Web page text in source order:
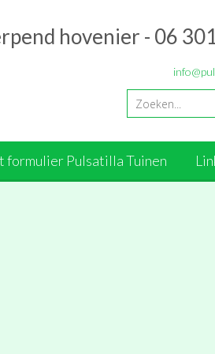
hovenier - 06
formulier Pulsatilla Tuinen